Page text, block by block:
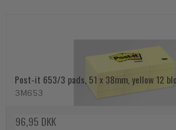
Post-it 653/3 pads, 51 x 38mm, yellow 12
3M653
96,95 DKK